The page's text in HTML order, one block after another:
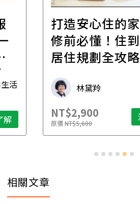
活
解
打造安心住的
修前必懂！住
居住規劃全攻略
林黛羚
NT$2,900
原價NT$5,600
相關文章